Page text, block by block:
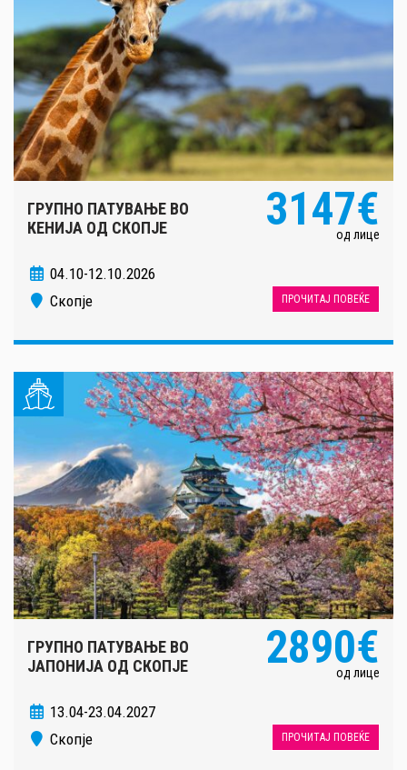
ГРУПНО ПАТУВАЊЕ ВО
КЕНИЈА ОД СКОПЈЕ
3147€
од лице
04.10-12.10.2026
Скопје
ПРОЧИТАЈ ПОВЕЌЕ
ГРУПНО ПАТУВАЊЕ ВО
ЈАПОНИЈА ОД СКОПЈЕ
2890€
од лице
13.04-23.04.2027
Скопје
ПРОЧИТАЈ ПОВЕЌЕ